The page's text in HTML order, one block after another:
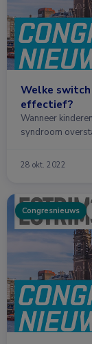
Welke
effectief?
Wanneer
syndroom
28 okt. 2022
Congresnieuws